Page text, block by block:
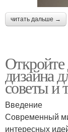
читать дальше →
Откройте
дизайна
советы и
Введение
Современный
интересных